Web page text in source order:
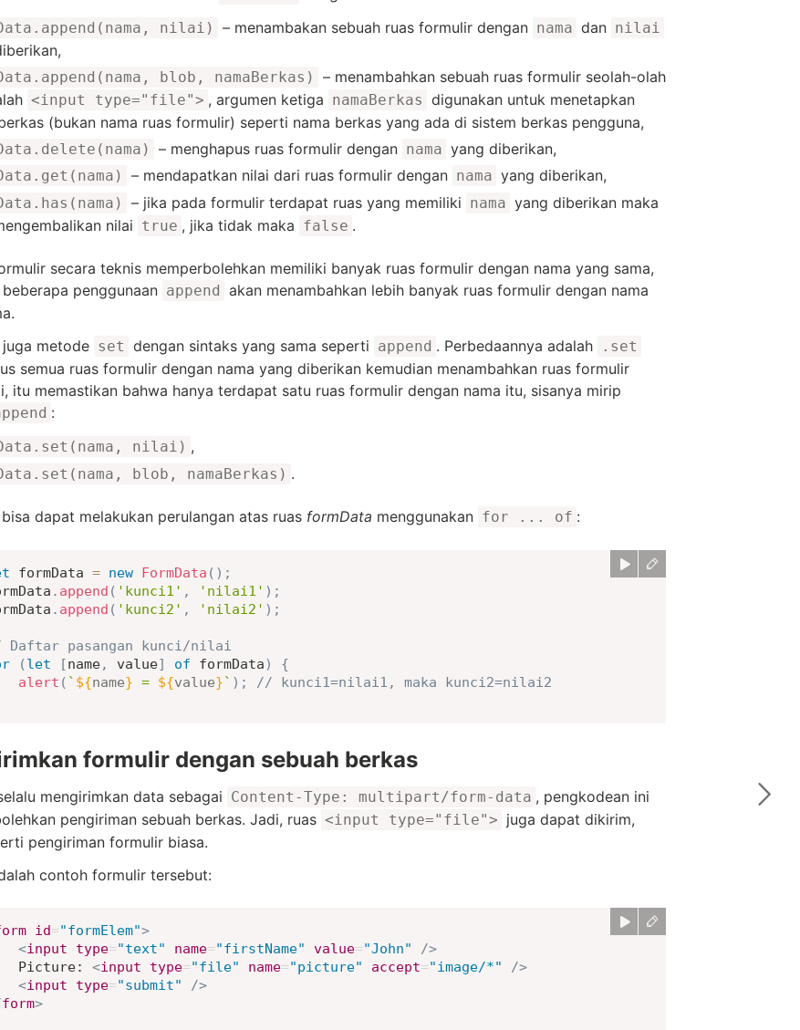
nilai) – menambakan sebuah ruas formulir dengan nama dan nilai
blob, namaBerkas)
– menambahkan sebuah ruas formulir seolah-olah
<input type="file"> , argumen ketiga namaBerkas digunakan untuk menetapkan
(bukan nama ruas formulir) seperti nama berkas yang ada di sistem berkas pengguna,
– menghapus ruas formulir dengan nama yang diberikan,
– mendapatkan nilai dari ruas formulir dengan nama yang diberikan,
– jika pada formulir terdapat ruas yang memiliki nama yang diberikan maka
nilai true , jika tidak maka false .
secara teknis memperbolehkan memiliki banyak ruas formulir dengan nama yang sama,
penggunaan append
akan menambahkan lebih banyak ruas formulir dengan nama
metode set dengan sintaks yang sama seperti append . Perbedaannya adalah .set
semua ruas formulir dengan nama yang diberikan kemudian menambahkan ruas formulir
itu memastikan bahwa hanya terdapat satu ruas formulir dengan nama itu, sisanya mirip
:
nilai) ,
blob, namaBerkas) .
dapat melakukan perulangan atas ruas formData menggunakan for ... of :
formData = new FormData ( ) ;
. append ( 'kunci1' , 'nilai1' ) ;
. append ( 'kunci2' , 'nilai2' ) ;
pasangan kunci/nilai
(let [name, value] of formData)
{
alert ( ` ${name} = ${value}` ) ;
// kunci1=nilai1, maka kunci2=nilai2
formulir dengan sebuah berkas
mengirimkan data sebagai Content-Type: multipart/form-data , pengkodean ini
pengiriman sebuah berkas. Jadi, ruas <input type="file"> juga dapat dikirim,
pengiriman formulir biasa.
contoh formulir tersebut:
id="formElem">
<input type="text" name="firstName" value="John"
/>
Picture:
<input type="file" name="picture" accept="image/*"
/>
<input type="submit"
/>
form>